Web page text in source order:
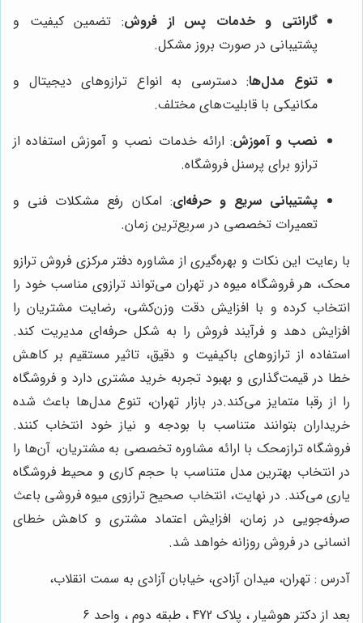
گارانتی و خدمات پس از فروش: تضمین کیفیت و
پشتیبانی در صورت بروز مشکل.
تنوع مدل‌ها: دسترسی به انواع ترازوهای دیجیتال و
مکانیکی با قابلیت‌های مختلف.
نصب و آموزش: ارائه خدمات نصب و آموزش استفاده از
ترازو برای پرسنل فروشگاه.
پشتیبانی سریع و حرفه‌ای: امکان رفع مشکلات فنی و
تعمیرات تخصصی در سریع‌ترین زمان.
با رعایت این نکات و بهره‌گیری از مشاوره دفتر مرکزی فروش ترازو
محک، هر فروشگاه میوه در تهران می‌تواند ترازوی مناسب خود را
انتخاب کرده و با افزایش دقت وزن‌کشی، رضایت مشتریان را
افزایش دهد و فرآیند فروش را به شکل حرفه‌ای مدیریت کند.
استفاده از ترازوهای باکیفیت و دقیق، تاثیر مستقیم بر کاهش
خطا در قیمت‌گذاری و بهبود تجربه خرید مشتری دارد و فروشگاه
را از رقبا متمایز می‌کند.در بازار تهران، تنوع مدل‌ها باعث شده
خریداران بتوانند متناسب با بودجه و نیاز خود انتخاب کنند.
فروشگاه ترازمحک با ارائه مشاوره تخصصی به مشتریان، آن‌ها را
در انتخاب بهترین مدل متناسب با حجم کاری و محیط فروشگاه
یاری می‌کند. در نهایت، انتخاب صحیح ترازوی میوه فروشی باعث
صرفه‌جویی در زمان، افزایش اعتماد مشتری و کاهش خطای
انسانی در فروش روزانه خواهد شد.
آدرس : تهران، میدان آزادی، خیابان آزادی به سمت انقلاب،
بعد از دکتر هوشیار ، پلاک 472 ، طبقه دوم ، واحد 6